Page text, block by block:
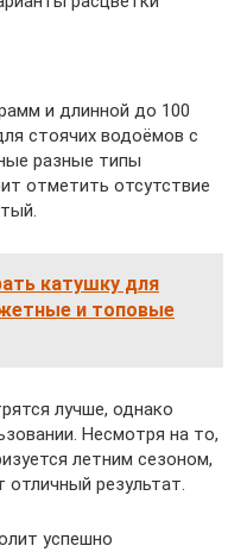
и длинной до 100
стоячих водоёмов с
разные типы
отметить отсутствие
катушку для
и топовые
лучше, однако
Несмотря на то,
летним сезоном,
результат.
успешно